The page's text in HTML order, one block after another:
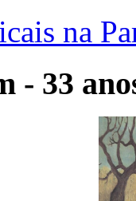
na
- 33